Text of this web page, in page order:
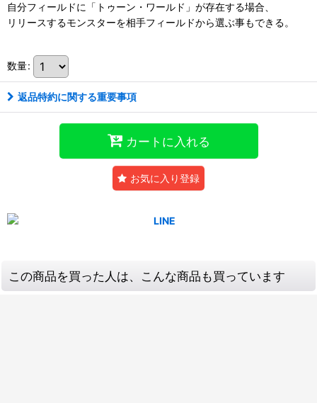
自分フィールドに「トゥーン・ワールド」が存在する場合、
リリースするモンスターを相手フィールドから選ぶ事もできる。
数量:
返品特約に関する重要事項
カートに入れる
お気に入り登録
この商品を買った人は、こんな商品も買っています